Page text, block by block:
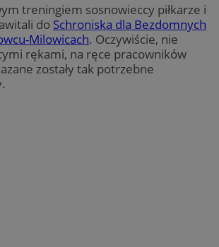
treningiem sosnowieccy piłkarze i
do Schroniska dla Bezdomnych
Milowicach. Oczywiście, nie
rękami, na ręce pracowników
zostały tak potrzebne